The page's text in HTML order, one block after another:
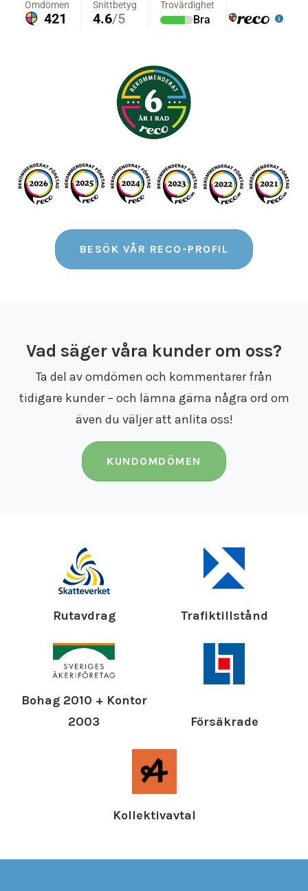
BESÖK VÅR RECO-PROFIL
Vad säger våra kunder om oss?
Ta del av omdömen och kommentarer från
tidigare kunder – och lämna gärna några ord om
även du väljer att anlita oss!
KUNDOMDÖMEN
Rutavdrag Trafiktillstånd
Bohag 2010 + Kontor
2003
Försäkrade
Kollektivavtal